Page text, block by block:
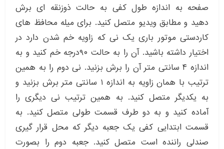
صفحه به اندازه طول کفی به حالت ذوزنقه ای برش
دهید و مطابق ویدیو متصل کنید. برای میله محافظ های
کاردستی موتور باری یک نی که زاویه خم شدن دارد در
اختیار داشته باشید. آن را به حالت ۹۰درجه خم کنید و به
اندازه ۴ سانتی متر آن را برش بزنید. نی دوم را به همین
ترتیب با همان زاویه به اندازه ۱ سانتی متر برش بزنید و
به یکدیگر متصل کنید. به همین ترتیب نی دیگری را
آماده کنید و به دو طرف قسمت طولی متصل کنید. به
قسمت ابتدایی کفی یک جعبه دیگر که محل قرار گیری
صندلی راننده است متصل کنید. جعبه دوم را بصورت